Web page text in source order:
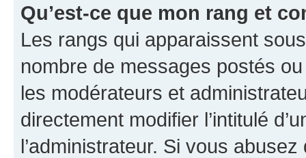
Qu’est-ce que mon rang et
Les rangs qui apparaissent
nombre de messages postés
les modérateurs et
directement modifier l’intitulé
l’administrateur. Si vous